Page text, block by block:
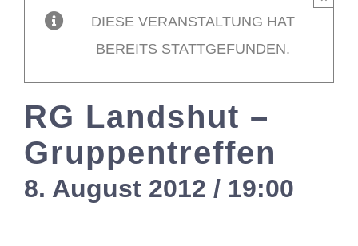
Mitglieder /
DIESE VERANSTALTUNG HAT
BEREITS STATTGEFUNDEN.
RG Landshut –
Gruppentreffen
8. August 2012 / 19:00